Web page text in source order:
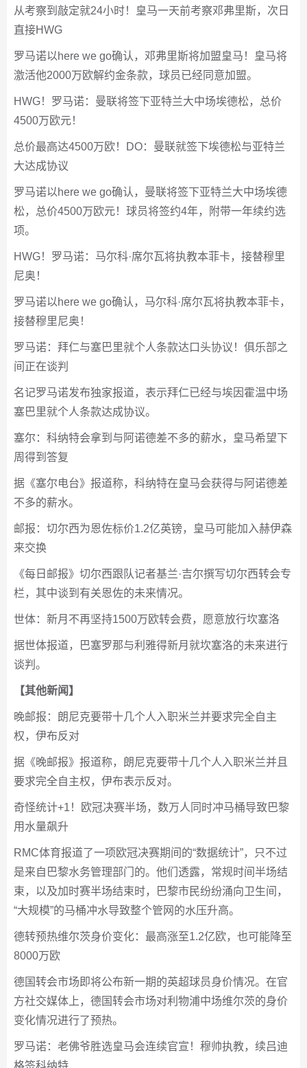
从考察到敲定就24小时！皇马一天前考察邓弗里斯，次日
直接HWG
罗马诺以here we go确认，邓弗里斯将加盟皇马！皇马将
激活他2000万欧解约金条款，球员已经同意加盟。
HWG！罗马诺：曼联将签下亚特兰大中场埃德松，总价
4500万欧元！
总价最高达4500万欧！DO：曼联就签下埃德松与亚特兰
大达成协议
罗马诺以here we go确认，曼联将签下亚特兰大中场埃德
松，总价4500万欧元！球员将签约4年，附带一年续约选
项。
HWG！罗马诺：马尔科·席尔瓦将执教本菲卡，接替穆里
尼奥！
罗马诺以here we go确认，马尔科·席尔瓦将执教本菲卡，
接替穆里尼奥！
罗马诺：拜仁与塞巴里就个人条款达口头协议！俱乐部之
间正在谈判
名记罗马诺发布独家报道，表示拜仁已经与埃因霍温中场
塞巴里就个人条款达成协议。
塞尔：科纳特会拿到与阿诺德差不多的薪水，皇马希望下
周得到答复
据《塞尔电台》报道称，科纳特在皇马会获得与阿诺德差
不多的薪水。
邮报：切尔西为恩佐标价1.2亿英镑，皇马可能加入赫伊森
来交换
《每日邮报》切尔西跟队记者基兰·吉尔撰写切尔西转会专
栏，其中谈到有关恩佐的未来情况。
世体：新月不再坚持1500万欧转会费，愿意放行坎塞洛
据世体报道，巴塞罗那与利雅得新月就坎塞洛的未来进行
谈判。
【其他新闻】
晚邮报：朗尼克要带十几个人入职米兰并要求完全自主
权，伊布反对
据《晚邮报》报道称，朗尼克要带十几个人入职米兰并且
要求完全自主权，伊布表示反对。
奇怪统计+1！欧冠决赛半场，数万人同时冲马桶导致巴黎
用水量飙升
RMC体育报道了一项欧冠决赛期间的“数据统计”，只不过
是来自巴黎水务管理部门的。他们透露，常规时间半场结
束，以及加时赛半场结束时，巴黎市民纷纷涌向卫生间，
“大规模”的马桶冲水导致整个管网的水压升高。
德转预热维尔茨身价变化：最高涨至1.2亿欧，也可能降至
8000万欧
德国转会市场即将公布新一期的英超球员身价情况。在官
方社交媒体上，德国转会市场对利物浦中场维尔茨的身价
变化情况进行了预热。
罗马诺：老佛爷胜选皇马会连续官宣！穆帅执教，续吕迪